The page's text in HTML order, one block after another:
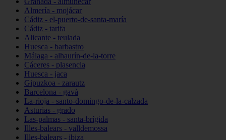
Almería - mojácar
Cádiz - el-puerto-de-santa-maría
Cádiz - tarifa
Alicante - teulada
Huesca - barbastro
Málaga - alhaurín-de-la-torre
Cáceres - plasencia
Huesca - jaca
Gipuzkoa - zarautz
Barcelona - gavà
La-rioja - santo-domingo-de-la-calzada
Asturias - grado
Las-palmas - santa-brígida
Illes-balears - valldemossa
Illes-balears - ibiza